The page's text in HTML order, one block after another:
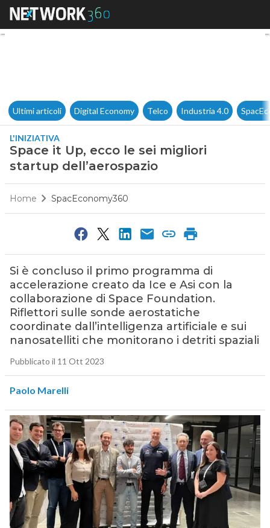
Space it Up, ecco le sei
Ultimi articoli Digital Economy Telco Industria 4.0
L'INIZIATIVA
Space it Up, ecco le sei migliori
startup dell’aerospazio
Home SpacEconomy360
Si è concluso il primo programma di
accelerazione creato da Ice e Asi con la
collaborazione di Space Foundation.
Riflettori sulle sonde aerostatiche
coordinate dall’intelligenza artificiale e sui
nanosatelliti che monitorano i detriti spaziali
Pubblicato il 11 Ott 2023
Paolo Marelli